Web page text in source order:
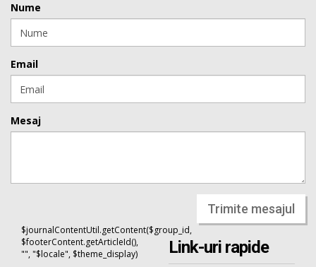
Nume
Email
Mesaj
Trimite mesajul
$journalContentUtil.getContent($group_id,
$footerContent.getArticleId(),
"", "$locale", $theme_display)
Link-uri rapide